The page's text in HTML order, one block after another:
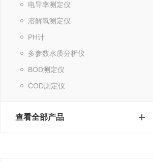
电导率测定仪
溶解氧测定仪
PH计
多参数水质分析仪
BOD测定仪
COD测定仪
查看全部产品